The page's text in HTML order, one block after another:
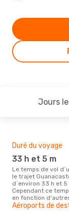
Jours
Duré du voyage
33 h et 5 m
Le temps de vol d´un avion pour
le trajet
d´environ 33 h et
Cependant ce
en fonction
Aéroports de